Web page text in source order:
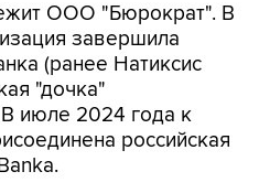
ООО "Бюрократ". В
завершила
(ранее Натиксис
"дочка"
июле 2024 года к
российская